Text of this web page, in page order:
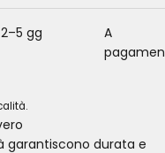
2–5 gg
A
garantiscono durata e